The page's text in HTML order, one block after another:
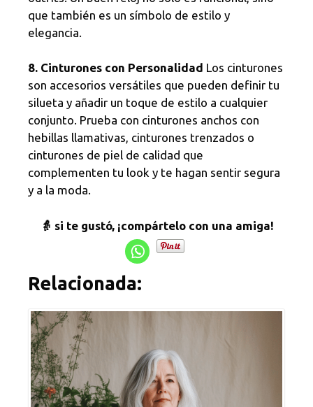
que también es un símbolo de estilo y
elegancia.
8. Cinturones con Personalidad Los cinturones
son accesorios versátiles que pueden definir tu
silueta y añadir un toque de estilo a cualquier
conjunto. Prueba con cinturones anchos con
hebillas llamativas, cinturones trenzados o
cinturones de piel de calidad que
complementen tu look y te hagan sentir segura
y a la moda.
👵 si te gustó, ¡compártelo con una amiga!
Relacionada: